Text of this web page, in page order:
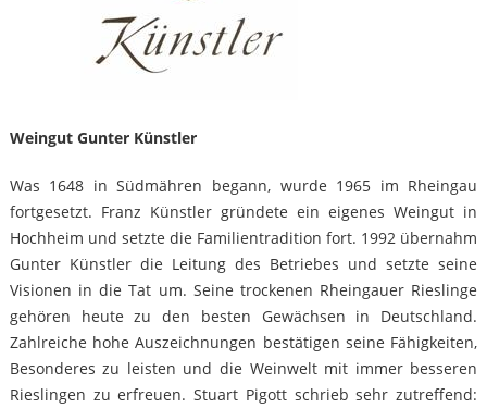
Weingut Gunter Künstler
Was 1648 in Südmähren begann, wurde 1965 im Rheingau
fortgesetzt. Franz Künstler gründete ein eigenes Weingut in
Hochheim und setzte die Familientradition fort. 1992 übernahm
Gunter Künstler die Leitung des Betriebes und setzte seine
Visionen in die Tat um. Seine trockenen Rheingauer Rieslinge
gehören heute zu den besten Gewächsen in Deutschland.
Zahlreiche hohe Auszeichnungen bestätigen seine Fähigkeiten,
Besonderes zu leisten und die Weinwelt mit immer besseren
Rieslingen zu erfreuen. Stuart Pigott schrieb sehr zutreffend: